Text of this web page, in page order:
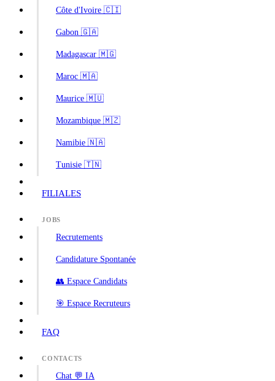
Côte d'Ivoire 🇨🇮
Gabon 🇬🇦
Madagascar 🇲🇬
Maroc 🇲🇦
Maurice 🇲🇺
Mozambique 🇲🇿
Namibie 🇳🇦
Tunisie 🇹🇳
FILIALES
JOBS
Recrutements
Candidature Spontanée
👥 Espace Candidats
🎯 Espace Recruteurs
FAQ
CONTACTS
Chat 💬 IA